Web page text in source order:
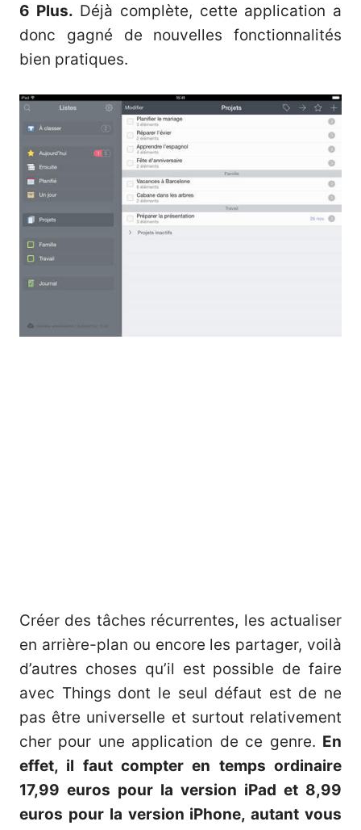
6 Plus. Déjà complète, cette application a
donc gagné de nouvelles fonctionnalités
bien pratiques.
Créer des tâches récurrentes, les actualiser
en arrière-plan ou encore les partager, voilà
d’autres choses qu’il est possible de faire
avec Things dont le seul défaut est de ne
pas être universelle et surtout relativement
cher pour une application de ce genre. En
effet, il faut compter en temps ordinaire
17,99 euros pour la version iPad et 8,99
euros pour la version iPhone, autant vous